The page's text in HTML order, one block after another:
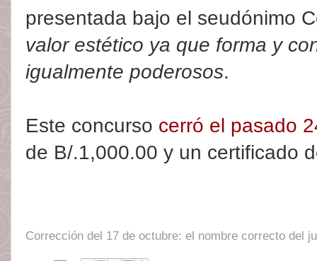
presentada bajo el seudónimo
valor estético ya que forma y
igualmente poderosos.
Este concurso cerró el pasado
de B/.1,000.00 y un certificado
Corrección del 17 de octubre: el nombre correcto del